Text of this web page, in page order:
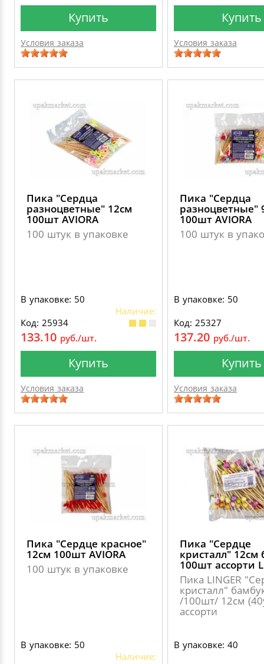
Купить
Условия заказа
Купить
Условия заказа
Пика "Сердца
разноцветные" 12см
100шт AVIORA
100 штук в упаковке
В упаковке: 50
Наличие:
Код: 25934
133.10 руб./шт.
Купить
Условия заказа
Пика "Сердца
разноцветные"
100шт AVIORA
100 штук в
В упаковке: 50
Код: 25327
137.20 руб./шт.
Купить
Условия заказа
Пика "Сердце красное"
12см 100шт AVIORA
100 штук в упаковке
В упаковке: 50
Наличие:
Пика "Сердце
кристалл" 12см
100шт ассорти
Пика LINGER
кристалл"
/100шт/ 12см
ассорти
В упаковке: 40